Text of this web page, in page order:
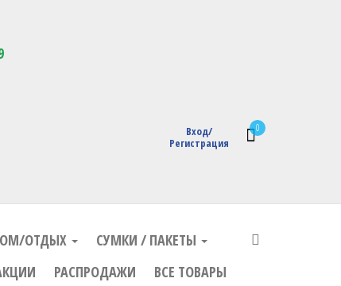
логотипом
0
Вход/
Регистрация
ОТДЫХ
СУМКИ / ПАКЕТЫ
РАСПРОДАЖИ ВСЕ ТОВАРЫ